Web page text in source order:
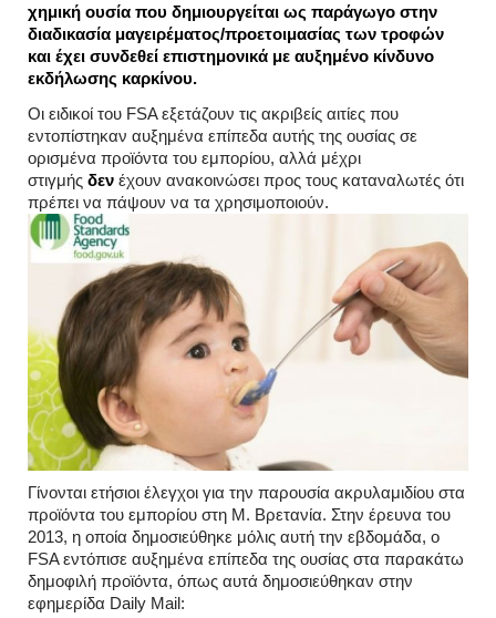
χημική ουσία που δημιουργείται ως παράγωγο στην
διαδικασία μαγειρέματος/προετοιμασίας των τροφών
και έχει συνδεθεί επιστημονικά με αυξημένο κίνδυνο
εκδήλωσης καρκίνου.
Οι ειδικοί του FSA εξετάζουν τις ακριβείς αιτίες που
εντοπίστηκαν αυξημένα επίπεδα αυτής της ουσίας σε
ορισμένα προϊόντα του εμπορίου, αλλά μέχρι
στιγμής δεν έχουν ανακοινώσει προς τους καταναλωτές ότι
πρέπει να πάψουν να τα χρησιμοποιούν.
Γίνονται ετήσιοι έλεγχοι για την παρουσία ακρυλαμιδίου στα
προϊόντα του εμπορίου στη Μ. Βρετανία. Στην έρευνα του
2013, η οποία δημοσιεύθηκε μόλις αυτή την εβδομάδα, ο
FSA εντόπισε αυξημένα επίπεδα της ουσίας στα παρακάτω
δημοφιλή προϊόντα, όπως αυτά δημοσιεύθηκαν στην
εφημερίδα Daily Mail: